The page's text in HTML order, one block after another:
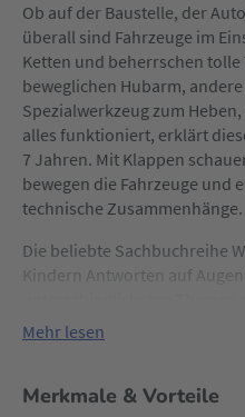
Ob auf der Baustelle, der
überall sind Fahrzeuge im
Ketten und beherrschen
beweglichen Hubarm,
Spezialwerkzeug zum
alles funktioniert, erklärt
7 Jahren. Mit Klappen
bewegen die Fahrzeuge und
technische Zusammenhänge.
Die beliebte Sachbuchreihe
Kindern Antworten auf
Interessenswelt der Kinder
qualitativ hochwertige
Mehr lesen
Merkmale & Vorteile